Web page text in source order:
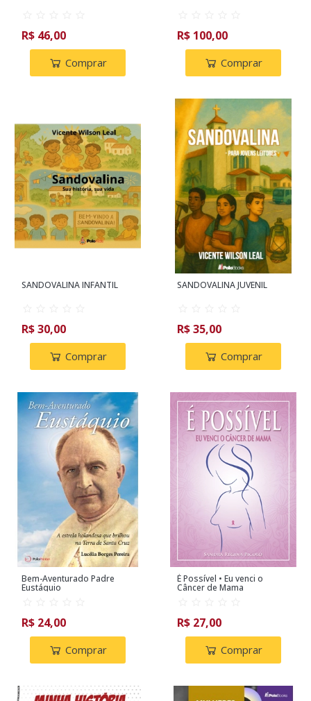
R$ 46,00
Comprar
R$ 100,00
Comprar
SANDOVALINA INFANTIL
R$ 30,00
Comprar
SANDOVALINA JUVENIL
R$ 35,00
Comprar
Bem-Aventurado Padre
Eustáquio
R$ 24,00
Comprar
É Possível • Eu venci o
Câncer de Mama
R$ 27,00
Comprar